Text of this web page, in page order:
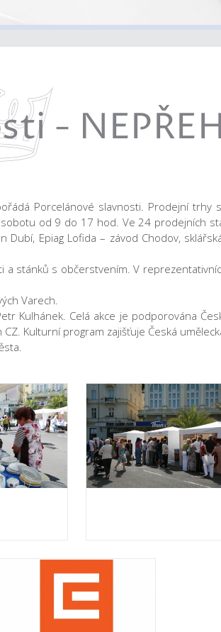
-
Porcelánové slavnosti. Prodejní trhy
od 9 do 17 hod. Ve 24 prodejních
Epiag Lofida – závod Chodov,
stánků s občerstvením. V
Varech.
Kulhánek. Celá akce je podporována
Kulturní program zajišťuje Česká